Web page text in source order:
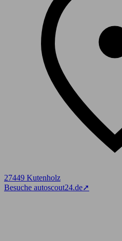
27449 Kutenholz
Besuche autoscout24.de➚